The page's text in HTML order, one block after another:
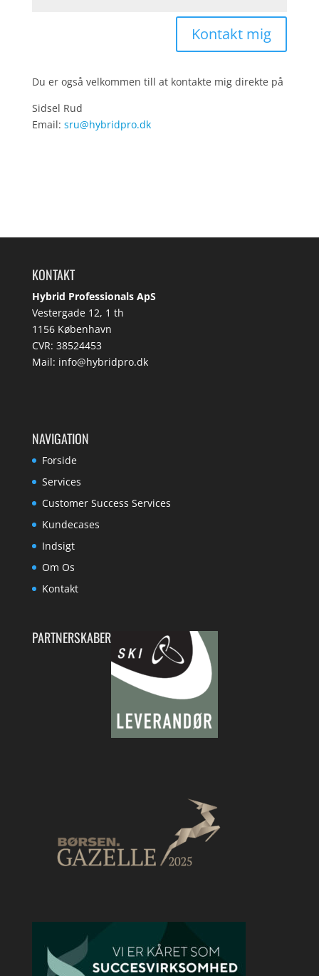
Kontakt mig
Du er også velkommen till at kontakte mig direkte på
Sidsel Rud
Email: sru@hybridpro.dk
KONTAKT
Hybrid Professionals ApS
Vestergade 12, 1 th
1156 København
CVR: 38524453
Mail: info@hybridpro.dk
NAVIGATION
Forside
Services
Customer Success Services
Kundecases
Indsigt
Om Os
Kontakt
PARTNERSKABER